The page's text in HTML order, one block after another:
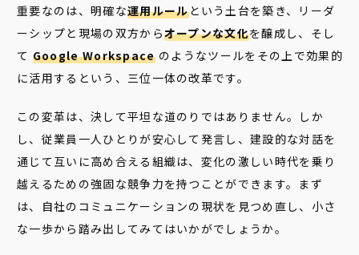
重要なのは、明確な運用ルールという土台を築き、リーダ
ーシップと現場の双方からオープンな文化を醸成し、そし
て Google Workspaceのようなツールをその上で効果的
に活用するという、三位一体の改革です。
この変革は、決して平坦な道のりではありません。しか
し、従業員一人ひとりが安心して発言し、建設的な対話を
通じて互いに高め合える組織は、変化の激しい時代を乗り
越えるための強固な競争力を持つことができます。まず
は、自社のコミュニケーションの現状を見つめ直し、小さ
な一歩から踏み出してみてはいかがでしょうか。